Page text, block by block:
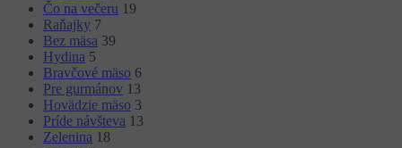
Čo na večeru 19
Raňajky 7
Bez mäsa 39
Hydina 5
Bravčové mäso 6
Pre gurmánov 13
Hovädzie mäso 3
Príde návšteva 13
Zelenina 18